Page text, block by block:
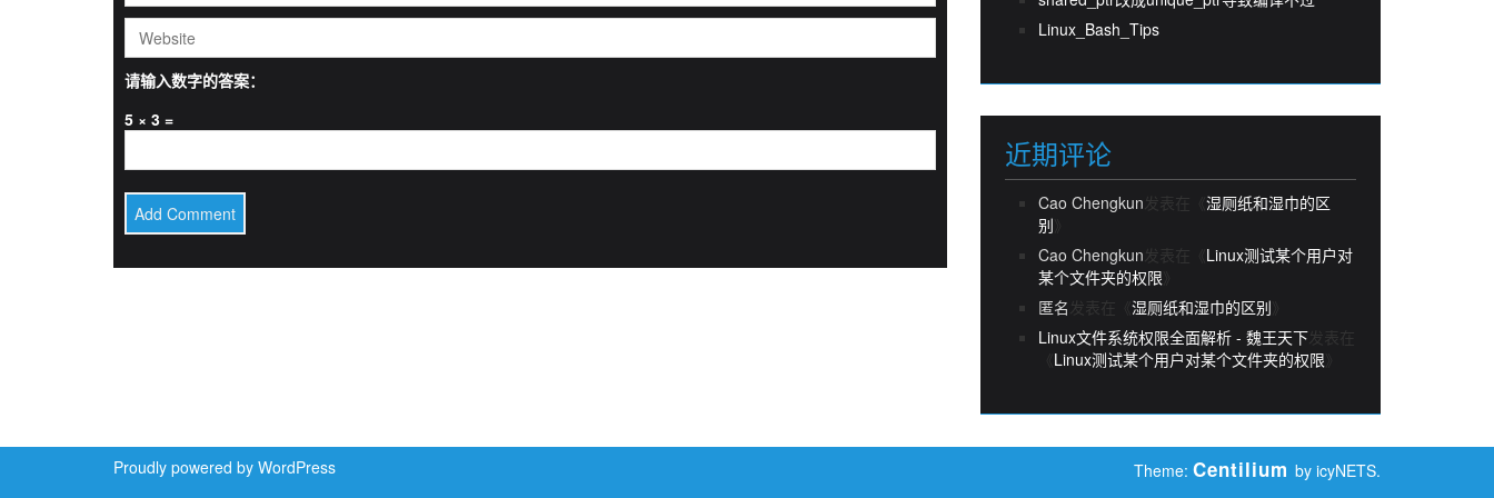
请输入数字的答案：
5 × 3 =
Linux_Bash_Tips
近期评论
Cao Chengkun发表在《 湿厕纸和湿巾的区
别
Cao Chengkun发表在《 Linux测试某个用户对
某个文件夹的权限
匿名 发表在《 湿厕纸和湿巾的区别
Linux文件系统权限全面解析 - 魏王天下发表在
Linux测试某个用户对某个文件夹的权限
Proudly powered by WordPress Theme: Centilium by icyNETS.